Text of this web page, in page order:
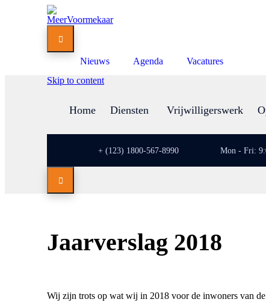

Nieuws Agenda
Vacatures
Skip to content
Home Diensten Vrijwilligerswerk
+ (123) 1800-567-8990 Mon - Fri:

Jaarverslag 2018
Wij zijn trots op wat wij in 2018 voor de inwoners van